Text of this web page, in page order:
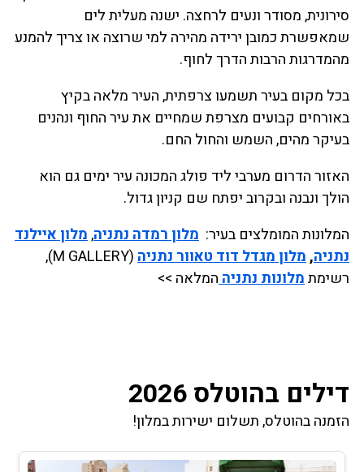
סירונית, מסודר ונעים לרחצה. ישנה מעלית לים
שמאפשרת כמובן ירידה מהירה למי שרוצה או צריך להמנע
מהמדרגות הרבות הדרך לחוף.
בכל מקום בעיר תשמעו צרפתית, העיר מלאה בקיץ
באורחים קבועים מצרפת שמחיים את עיר החוף ונהנים
בעיקר מהים, השמש והחול החם.
האזור הדרום מערבי ליד פולג המכונה עיר ימים גם הוא
הולך ונבנה ובקרוב יפתח שם קניון גדול.
המלונות המומלצים בעיר: מלון רמדה נתניה,מלון איילנד
נתניה,מלון מגדל דוד טאוור נתניה
(M GALLERY),
רשימתמלונות נתניההמלאה >>
דילים בהוטלס 2026
הזמנה בהוטלס, תשלום ישירות במלון!